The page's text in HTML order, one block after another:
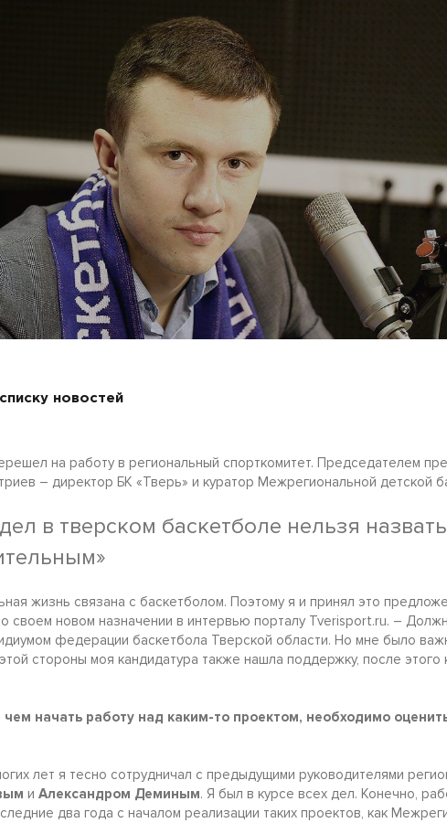
новостей
на работу в региональный спорткомитет. Председателем
– директор БК «Тверь» и куратор Межрегиональной детской
в тверском баскетболе нельзя назвать
жизнь связана с баскетболом. Поэтому я и принял это
о своем новом назначении в интервью порталу Tverisport.ru. –
федерации баскетбола Тверской области. Но мне было
стороны моя кандидатура также нашла поддержку, после этого
начать работу над каким-то проектом, необходимо
лет я тесно сотрудничал с предыдущими руководителями
и Александром Деминым. Я был в курсе всех дел. Конечно,
два года с началом реализации таких проектов, как